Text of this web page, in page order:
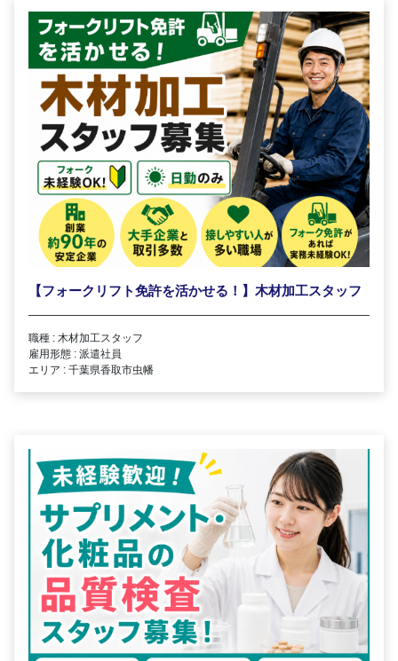
【フォークリフト免許を活かせる！】木材加工スタッフ
職種 : 木材加工スタッフ
雇用形態 : 派遣社員
エリア : 千葉県香取市虫幡